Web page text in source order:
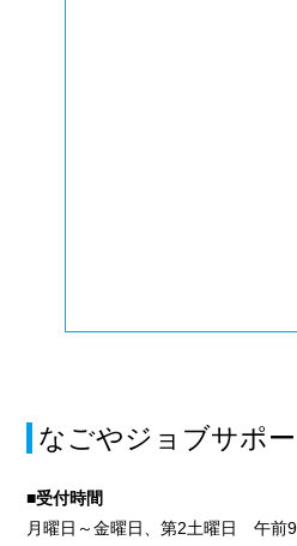
なごやジョブサポ
■受付時間
月曜日～金曜日、第2土曜日 午前